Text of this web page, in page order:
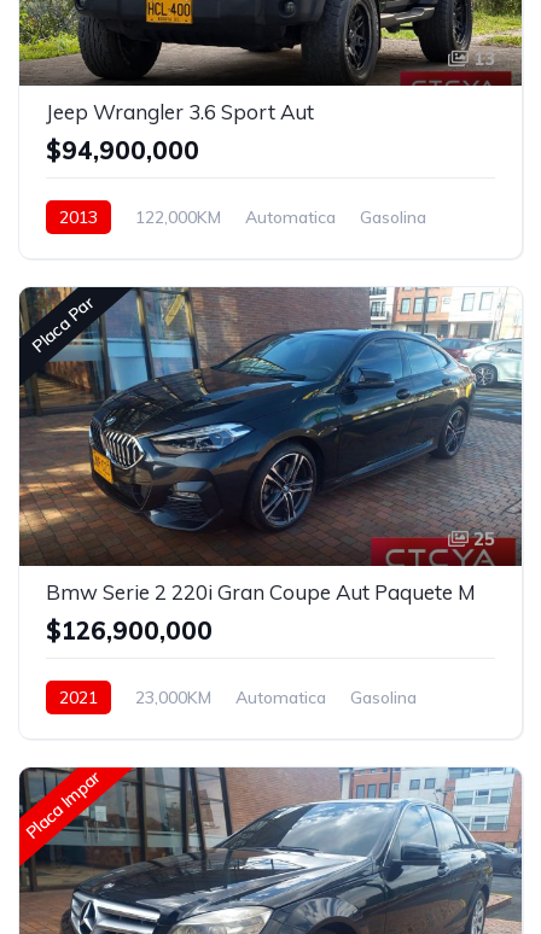
13
Jeep Wrangler 3.6 Sport Aut
$94,900,000
2013 122,000KM Automatica
Gasolina
Placa Par
25
Bmw Serie 2 220i Gran Coupe Aut Paquete M
$126,900,000
2021 23,000KM Automatica
Gasolina
Placa Impar